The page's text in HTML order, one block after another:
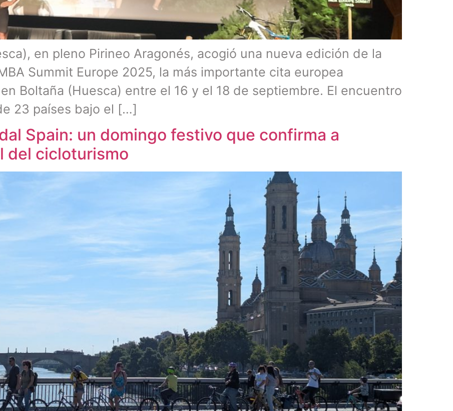
en pleno Pirineo Aragonés, acogió una nueva edición de la
Summit Europe 2025, la más importante cita europea
Boltaña (Huesca) entre el 16 y el 18 de septiembre. El encuentro
23 países bajo el […]
Spain: un domingo festivo que confirma a
del cicloturismo